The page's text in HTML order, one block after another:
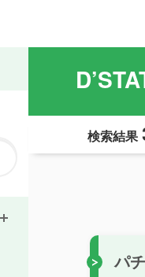
検索結果
パ